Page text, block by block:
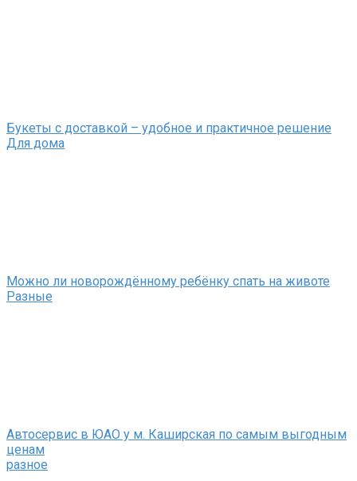
Букеты с доставкой – удобное и практичное решение
Для дома
Можно ли новорождённому ребёнку спать на животе
Разные
Автосервис в ЮАО у м. Каширская по самым выгодным
ценам
разное